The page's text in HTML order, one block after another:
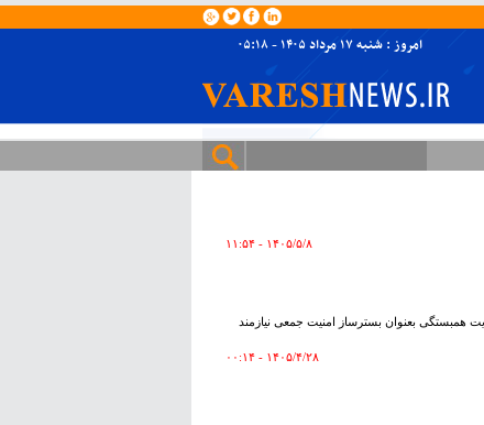
امروز : شنبه ۱۷ مرداد ۱۴۰۵ - ۰۵:۱۸
۱۴۰۵/۵/۸ - ۱۱:۵۴
همبستگی بعنوان بسترساز امنیت جمعی نیازمند
۱۴۰۵/۴/۲۸ - ۰۰:۱۴